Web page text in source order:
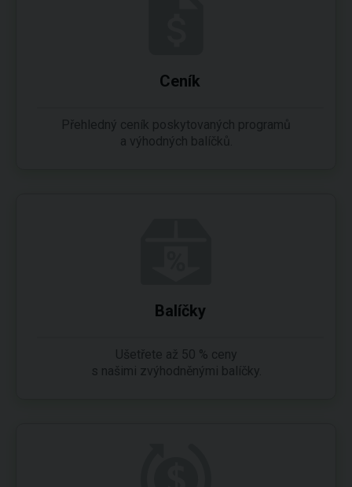
Ceník
Přehledný ceník poskytovaných programů
a výhodných balíčků.
Balíčky
Ušetřete až 50 % ceny
s našimi zvýhodněnými balíčky.